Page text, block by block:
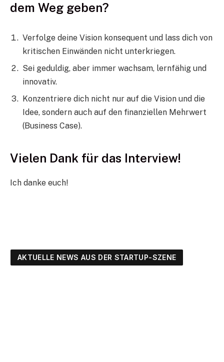
dem Weg geben?
Verfolge deine Vision konsequent und lass dich von
kritischen Einwänden nicht unterkriegen.
Sei geduldig, aber immer wachsam, lernfähig und
innovativ.
Konzentriere dich nicht nur auf die Vision und die
Idee, sondern auch auf den finanziellen Mehrwert
(Business Case).
Vielen Dank für das Interview!
Ich danke euch!
AKTUELLE NEWS AUS DER STARTUP-SZENE